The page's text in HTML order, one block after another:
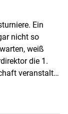
Ein
nicht so
weiß
die 1.
veranstaltet
gesprochen.